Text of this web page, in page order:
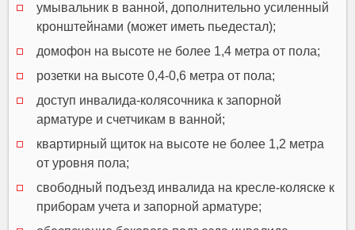
умывальник в ванной, дополнительно усиленный
кронштейнами (может иметь пьедестал);
домофон на высоте не более 1,4 метра от пола;
розетки на высоте 0,4-0,6 метра от пола;
доступ инвалида-колясочника к запорной
арматуре и счетчикам в ванной;
квартирный щиток на высоте не более 1,2 метра
от уровня пола;
свободный подъезд инвалида на кресле-коляске к
приборам учета и запорной арматуре;